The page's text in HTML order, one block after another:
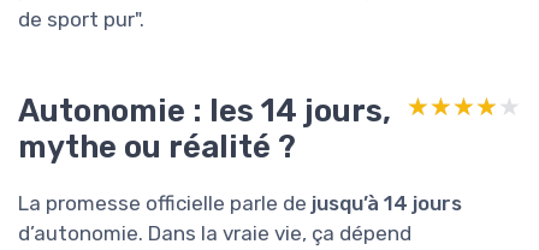
de sport pur".
Autonomie : les 14 jours,
mythe ou réalité ?
★★★★★
★★★★★
La promesse officielle parle de jusqu’à 14 jours
d’autonomie. Dans la vraie vie, ça dépend